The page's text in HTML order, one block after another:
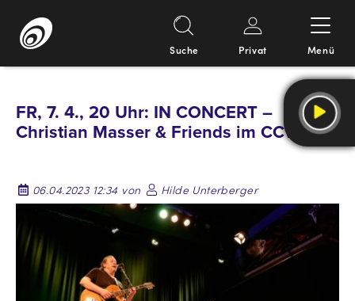
Inhalt
Suche Privat Menü
FR, 7. 4., 20 Uhr: IN CONCERT –
Christian Masser & Friends im CCW
06.04.2023 12:34 von Hilde Unterberger